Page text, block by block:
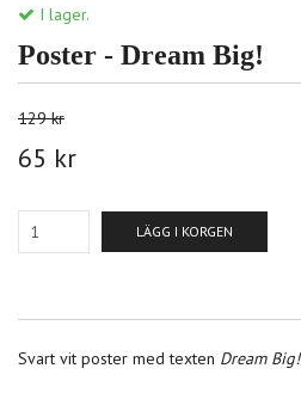
I lager.
Poster - Dream Big!
129 kr
65 kr
LÄGG I KORGEN
Svart vit poster med texten Dream Big!